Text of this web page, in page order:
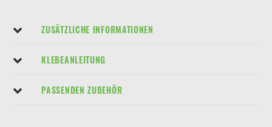
ZUSÄTZLICHE INFORMATIONEN
KLEBEANLEITUNG
PASSENDEN ZUBEHÖR